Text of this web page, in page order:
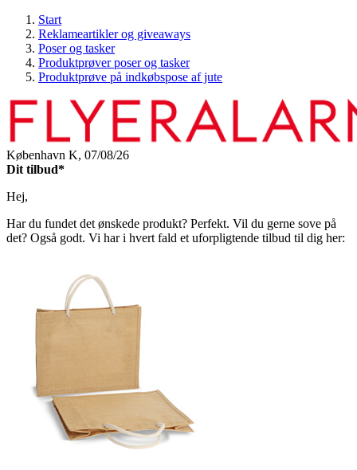
Start
Reklameartikler og giveaways
Poser og tasker
Produktprøver poser og tasker
Produktprøve på indkøbspose af jute
København K, 07/08/26
Dit tilbud*
Hej,
Har du fundet det ønskede produkt? Perfekt. Vil du gerne sove på
det? Også godt. Vi har i hvert fald et uforpligtende tilbud til dig her: